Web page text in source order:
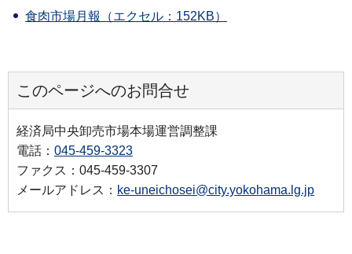
食肉市場月報（エクセル：152KB）
このページへのお問合せ
経済局中央卸売市場本場運営調整課
電話： 045-459-3323
ファクス：045-459-3307
メールアドレス： ke-uneichosei@city.yokohama.lg.jp